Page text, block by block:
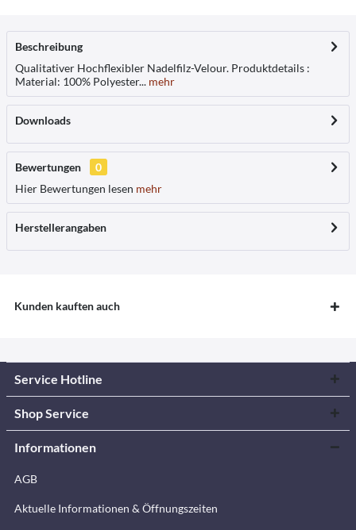
Beschreibung
Qualitativer Hochflexibler Nadelfilz-Velour. Produktdetails :
Material: 100% Polyester... mehr
Downloads
Bewertungen
0
Hier Bewertungen lesen mehr
Herstellerangaben
Kunden kauften auch
Service Hotline
Shop Service
Informationen
AGB
Aktuelle Informationen & Öffnungszeiten